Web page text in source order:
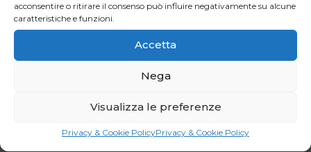
acconsentire o ritirare il consenso può influire negativamente su alcune
caratteristiche e funzioni.
Accetta
Nega
Visualizza le preferenze
Privacy & Cookie PolicyPrivacy & Cookie Policy
Facebook LinkedIn